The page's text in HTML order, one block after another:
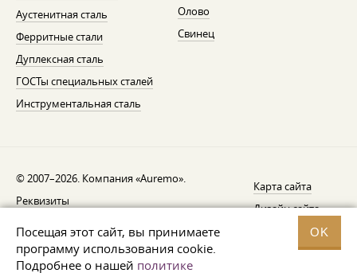
Посещая этот сайт, вы принимаете
программу использования cookie.
Подробнее о нашей политике
OK
Аустенитная сталь
Ферритные стали
Дуплексная сталь
ГОСТы специальных сталей
Инструментальная сталь
Олово
Свинец
© 2007–2026. Компания «Auremo».
Реквизиты
Уведомление об отзыве
Защита данных
Карта сайта
Дизайн сайта —